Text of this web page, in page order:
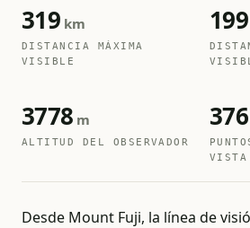
319 km
DISTANCIA MÁXIMA
VISIBLE
199
3778 m
ALTITUD DEL OBSERVADOR
376
VISTA
Desde Mount Fuji, la línea de